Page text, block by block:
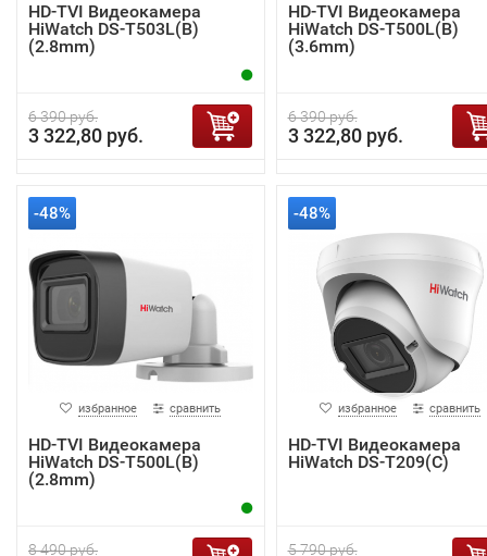
HD-TVI Видеокамера
HiWatch DS-T503L(B)
(2.8mm)
6 390 руб.
3 322,80 руб.
HD-TVI Видеокамера
HiWatch DS-T500L(B)
(3.6mm)
6 390 руб.
3 322,80 руб.
-48%
избранное сравнить
HD-TVI Видеокамера
HiWatch DS-T500L(B)
(2.8mm)
8 490 руб.
-48%
избранное сравнить
HD-TVI Видеокамера
HiWatch DS-T209(С)
5 790 руб.